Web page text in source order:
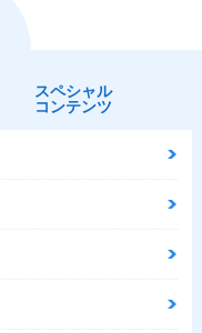
スペシャル
コンテンツ